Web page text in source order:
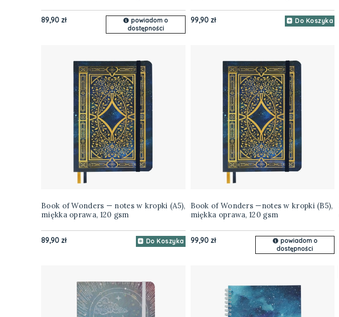
89,90 zł
powiadom o
dostępności
99,90 zł Do Koszyka
Book of Wonders — notes w kropki (A5),
miękka oprawa, 120 gsm
89,90 zł Do Koszyka
Book of Wonders —notes w kropki (B5),
miękka oprawa, 120 gsm
99,90 zł
powiadom o
dostępności